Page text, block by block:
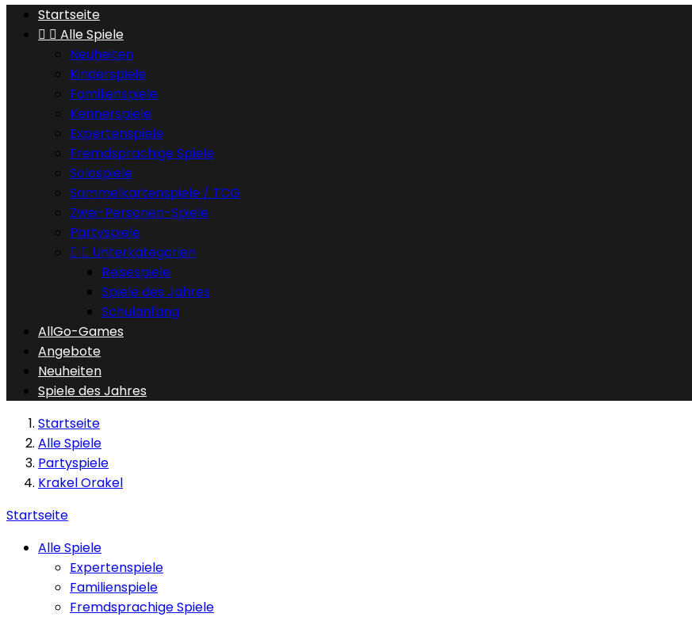
Startseite
  Alle Spiele
Neuheiten
Kinderspiele
Familienspiele
Kennerspiele
Expertenspiele
Fremdsprachige Spiele
Solospiele
Sammelkartenspiele / TCG
Zwei-Personen-Spiele
Partyspiele
  Unterkategorien
Reisespiele
Spiele des Jahres
Schulanfang
AllGo-Games
Angebote
Neuheiten
Spiele des Jahres
Startseite
Alle Spiele
Partyspiele
Krakel Orakel
Startseite
Alle Spiele
Expertenspiele
Familienspiele
Fremdsprachige Spiele